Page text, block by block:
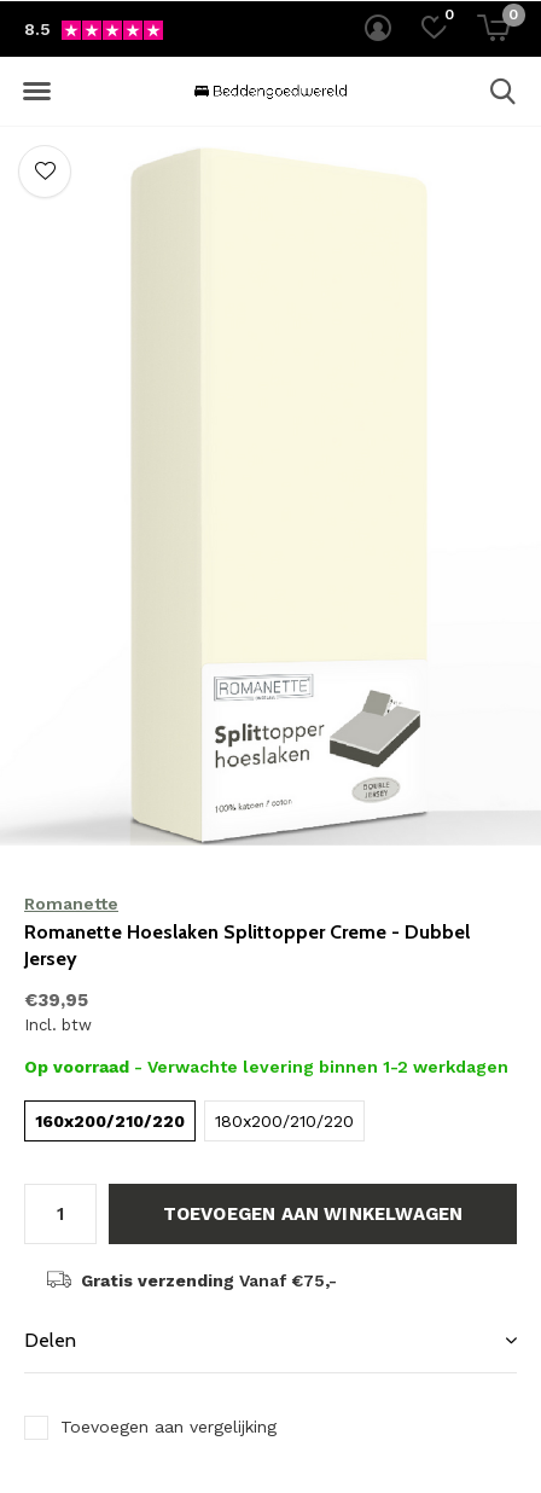
0 0
8.5
Romanette
Romanette Hoeslaken Splittopper Creme - Dubbel
Jersey
€39,95
Incl. btw
Op voorraad - Verwachte levering binnen 1-2 werkdagen
160x200/210/220 180x200/210/220
TOEVOEGEN AAN WINKELWAGEN
Gratis verzending Vanaf €75,-
Delen
Toevoegen aan vergelijking